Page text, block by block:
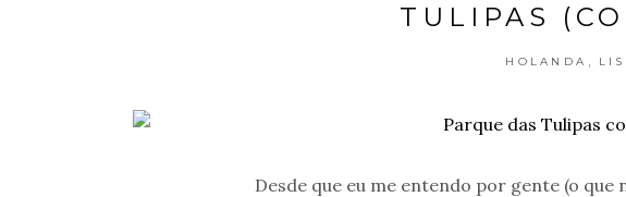
TULIPAS
HOLANDA
Desde que eu me entendo por gente (o